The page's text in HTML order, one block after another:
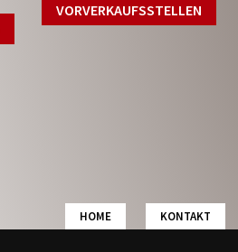
VORVERKAUFSSTELLEN
HOME KONTAKT